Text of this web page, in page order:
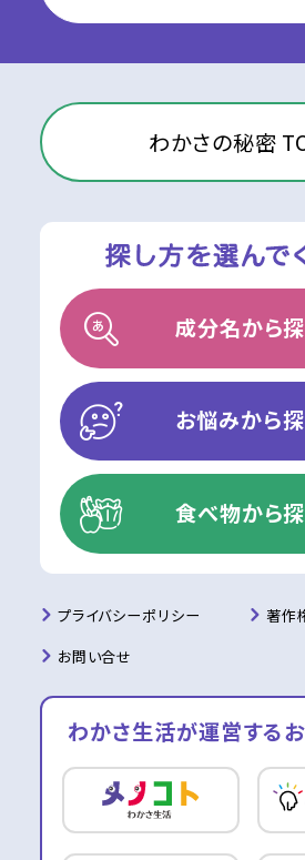
わかさの秘密
成分名から
お悩みから
食べ物から
プライバシーポリシー
著作
お問い合せ
わかさ生活が運営する